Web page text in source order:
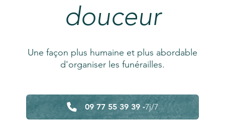
douceur
Une façon plus humaine et plus abordable
d'organiser les funérailles.
09 77 55 39 39 -7j/7